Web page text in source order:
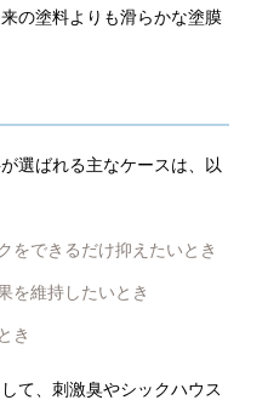
の塗料よりも滑らかな塗膜
選ばれる主なケースは、以
をできるだけ抑えたいとき
を維持したいとき
き
て、刺激臭やシックハウス